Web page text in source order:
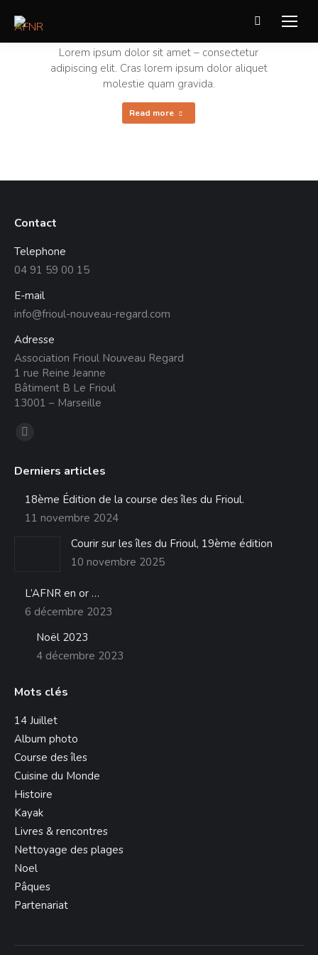
Recherche
:
Lorem ipsum dolor sit amet – consectetur
adipiscing elit. Cras lorem ipsum dolor aliquet
molestie quam gravida.
Read more
Contact
Telephone
04 91 59 00 15
E-mail
info@frioul-nouveau-regard.com
Adresse
Association Frioul Nouveau Regard
1 rue Reine Jeanne
Bâtiment B Le Frioul
13001 – Marseille
Trouvez nous sur :
La
Facebook
s'ouvre
dans
Derniers articles
18ème Édition de la course des îles du Frioul.
11 novembre 2024
Courir sur les îles du Frioul, 19ème édition
10 novembre 2025
L’AFNR en or …
6 décembre 2023
Noël 2023
4 décembre 2023
Mots clés
14 Juillet
Album photo
Course des îles
Cuisine du Monde
Histoire
Kayak
Livres & rencontres
Nettoyage des plages
Noel
Pâques
Partenariat